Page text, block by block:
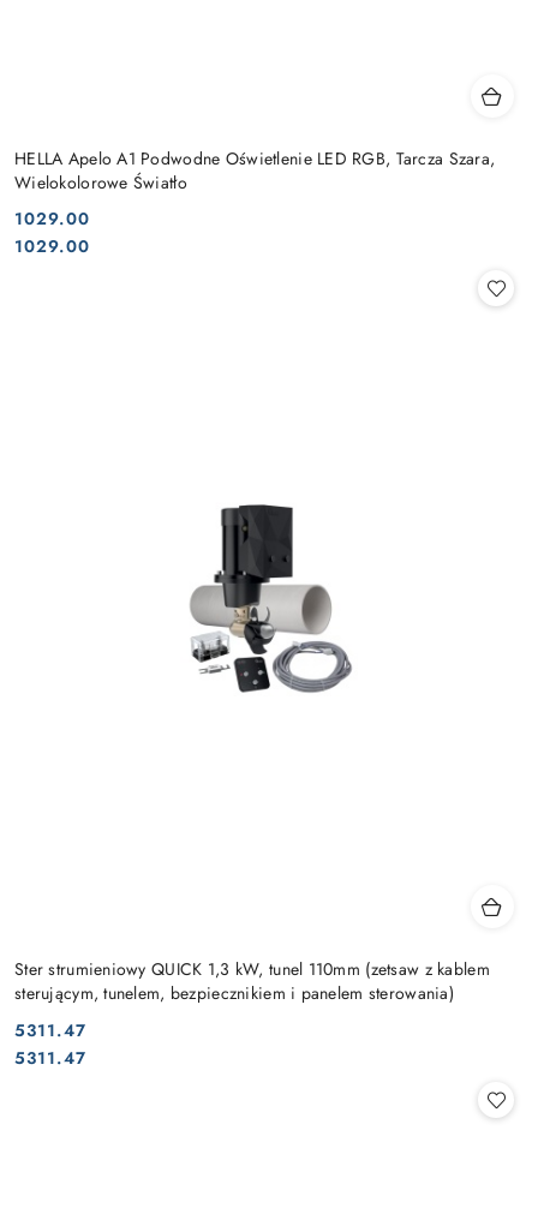
HELLA Apelo A1 Podwodne Oświetlenie LED RGB, Tarcza Szara,
Wielokolorowe Światło
Cena:
1029.00
Cena:
1029.00
Ster strumieniowy QUICK 1,3 kW, tunel 110mm (zetsaw z kablem
sterującym, tunelem, bezpiecznikiem i panelem sterowania)
Cena:
5311.47
Cena:
5311.47